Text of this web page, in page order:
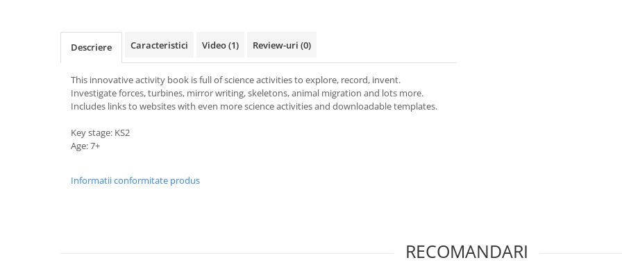
Descriere Caracteristici Video(1) Review-uri (0)
This innovative activity book is full of science activities to explore, record, invent.
Investigate forces, turbines, mirror writing, skeletons, animal migration and lots more.
Includes links to websites with even more science activities and downloadable templates.
Key stage: KS2
Age: 7+
Informatii conformitate produs
RECOMANDARI